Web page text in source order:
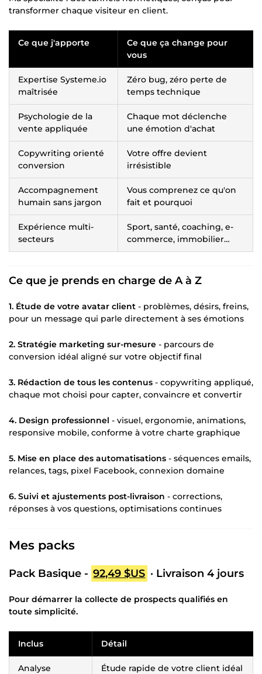
transformer chaque visiteur en client.
Ce que j'apporte
Ce que ça change pour
vous
Expertise Systeme.io
maîtrisée
Zéro bug, zéro perte de
temps technique
Psychologie de la
vente appliquée
Chaque mot déclenche
une émotion d'achat
Copywriting orienté
conversion
Votre offre devient
irrésistible
Accompagnement
humain sans jargon
Vous comprenez ce qu'on
fait et pourquoi
Expérience multi-
secteurs
Sport, santé, coaching, e-
commerce, immobilier…
Ce que je prends en charge de A à Z
1. Étude de votre avatar client - problèmes, désirs, freins,
pour un message qui parle directement à ses émotions
2. Stratégie marketing sur-mesure - parcours de
conversion idéal aligné sur votre objectif final
3. Rédaction de tous les contenus - copywriting appliqué,
chaque mot choisi pour capter, convaincre et convertir
4. Design professionnel - visuel, ergonomie, animations,
responsive mobile, conforme à votre charte graphique
5. Mise en place des automatisations - séquences emails,
relances, tags, pixel Facebook, connexion domaine
6. Suivi et ajustements post-livraison - corrections,
réponses à vos questions, optimisations continues
Mes packs
Pack Basique - 92,49 $US · Livraison 4 jours
Pour démarrer la collecte de prospects qualifiés en
toute simplicité.
Inclus Détail
Analyse Étude rapide de votre client idéal